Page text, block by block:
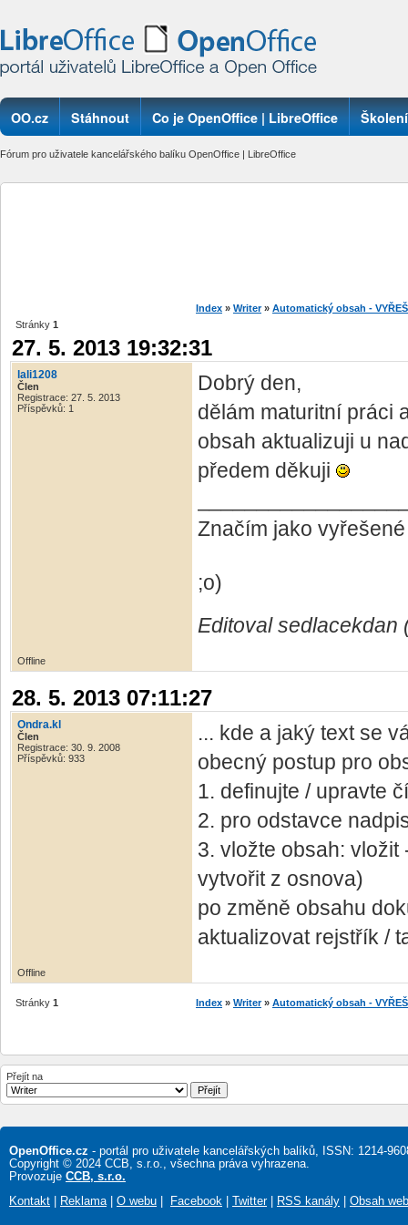
OO.cz Stáhnout Co je OpenOffice | LibreOffice Školení
Fórum pro uživatele kancelářského balíku OpenOffice | LibreOffice
Index » Writer » Automatický obsah -
Stránky 1
27. 5. 2013 19:32:31
lali1208
Člen
Registrace: 27. 5. 2013
Příspěvků: 1
Dobrý den,
dělám maturitní práci
obsah aktualizuji u
předem děkuji
Značím jako vyřešené
;o)
Editoval sedlacekdan
Offline
28. 5. 2013 07:11:27
Ondra.kl
Člen
Registrace: 30. 9. 2008
Příspěvků: 933
... kde a jaký text se
obecný postup pro
1. definujte / upravte
2. pro odstavce
3. vložte obsah:
vytvořit z osnova)
po změně obsahu
aktualizovat rejstřík /
Offline
Stránky 1 Index » Writer » Automatický obsah -
Přejít na
OpenOffice.cz - portál pro uživatele kancelářských balíků, ISSN: 1214-
Copyright © 2024 CCB, s.r.o., všechna práva vyhrazena.
Provozuje CCB, s.r.o.
Kontakt
Reklama O webu Facebook Twitter| RSS kanály Obsah